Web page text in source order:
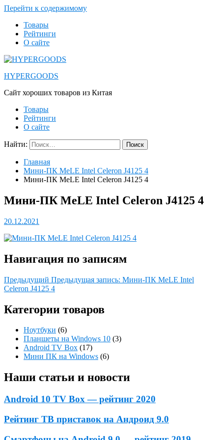
Перейти к содержимому
Товары
Рейтинги
О сайте
HYPERGOODS
Cайт хороших товаров из Китая
Товары
Рейтинги
О сайте
Найти:
Главная
Мини-ПК MeLE Intel Celeron J4125 4
Мини-ПК MeLE Intel Celeron J4125 4
Мини-ПК MeLE Intel Celeron J4125 4
20.12.2021
Навигация по записям
Предыдущий Предыдущая запись: Мини-ПК MeLE Intel
Celeron J4125 4
Категории товаров
Ноутбуки (6)
Планшеты на Windows 10 (3)
Android TV Box (17)
Мини ПК на Windows (6)
Наши статьи и новости
Android 10 TV Box — рейтинг 2020
Рейтинг ТВ приставок на Андроид 9.0